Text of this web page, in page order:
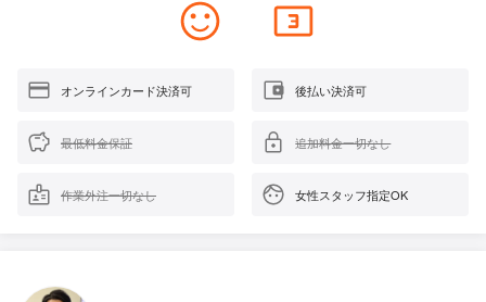
オンラインカード決済可 後払い決済可
最低料金保証 追加料金一切なし
作業外注一切なし 女性スタッフ指定OK